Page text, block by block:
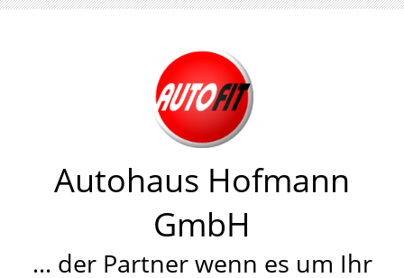
Autohaus Hofmann
GmbH
… der Partner wenn es um Ihr